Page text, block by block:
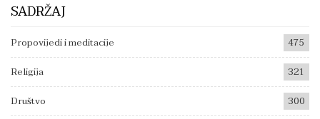
SADRŽAJ
Propovijedi i meditacije
475
Religija
321
Društvo
300